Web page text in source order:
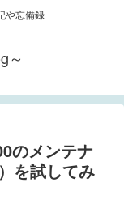
や忘備録
～
のメンテナ
を試してみ